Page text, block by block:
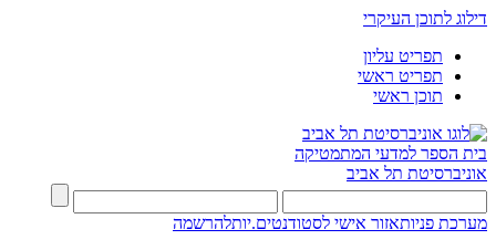
דילוג לתוכן העיקרי
תפריט עליון
תפריט ראשי
תוכן ראשי
בית הספר למדעי המתמטיקה
אוניברסיטת תל אביב
מערכת פניותאזור אישי לסטודנטים.יותלהרשמה